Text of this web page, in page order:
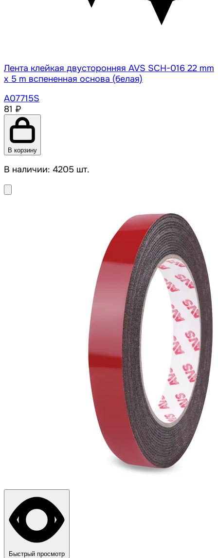
Лента клейкая двусторонняя AVS SCH-016 22 mm
x 5 m вспененная основа (белая)
A07715S
81 ₽
В корзину
В наличии: 4205 шт.
Быстрый просмотр